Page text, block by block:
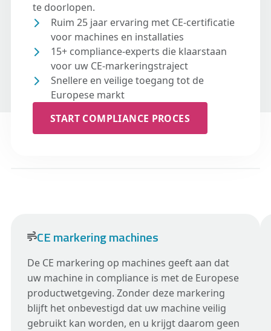
te doorlopen.
Ruim 25 jaar ervaring met CE-certificatie
voor machines en installaties
15+ compliance-experts die klaarstaan
voor uw CE-markeringstraject
Snellere en veilige toegang tot de
Europese markt
START COMPLIANCE PROCES
CE markering machines
De CE markering op machines geeft aan dat
uw machine in compliance is met de Europese
productwetgeving. Zonder deze markering
blijft het onbevestigd dat uw machine veilig
gebruikt kan worden, en u krijgt daarom geen